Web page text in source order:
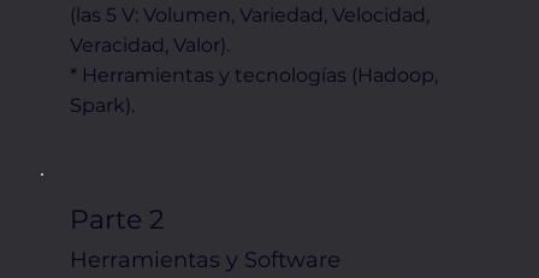
(las 5 V: Volumen, Variedad, Velocidad,
Veracidad, Valor).
* Herramientas y tecnologías (Hadoop,
Spark).
Parte 2
Herramientas y Software